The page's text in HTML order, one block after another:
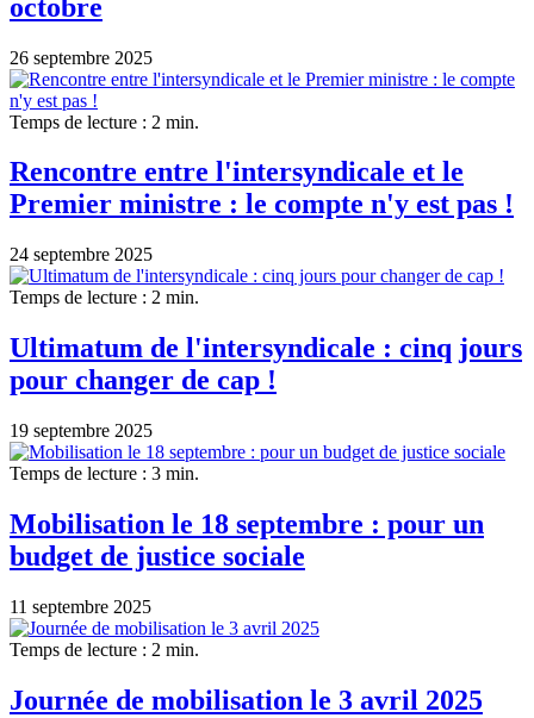
octobre
26 septembre 2025
Temps de lecture : 2 min.
Rencontre entre l'intersyndicale et le
Premier ministre : le compte n'y est pas !
24 septembre 2025
Temps de lecture : 2 min.
Ultimatum de l'intersyndicale : cinq jours
pour changer de cap !
19 septembre 2025
Temps de lecture : 3 min.
Mobilisation le 18 septembre : pour un
budget de justice sociale
11 septembre 2025
Temps de lecture : 2 min.
Journée de mobilisation le 3 avril 2025